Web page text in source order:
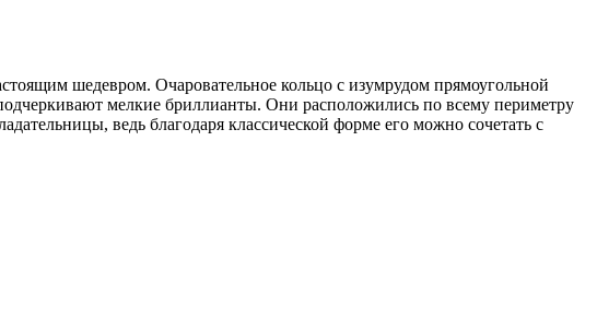
шедевром. Очаровательное кольцо с изумрудом прямоугольной
мелкие бриллианты. Они расположились по всему периметру
ведь благодаря классической форме его можно сочетать с